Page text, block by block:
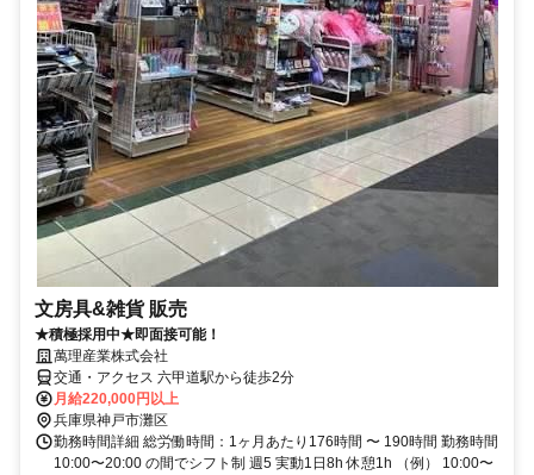
文房具&雑貨 販売
★積極採用中★即面接可能！
萬理産業株式会社
交通・アクセス 六甲道駅から徒歩2分
月給220,000円以上
兵庫県神戸市灘区
勤務時間詳細 総労働時間：1ヶ月あたり176時間 〜 190時間 勤務時間
10:00〜20:00 の間でシフト制 週5 実動1日8h 休憩1h （例） 10:00〜